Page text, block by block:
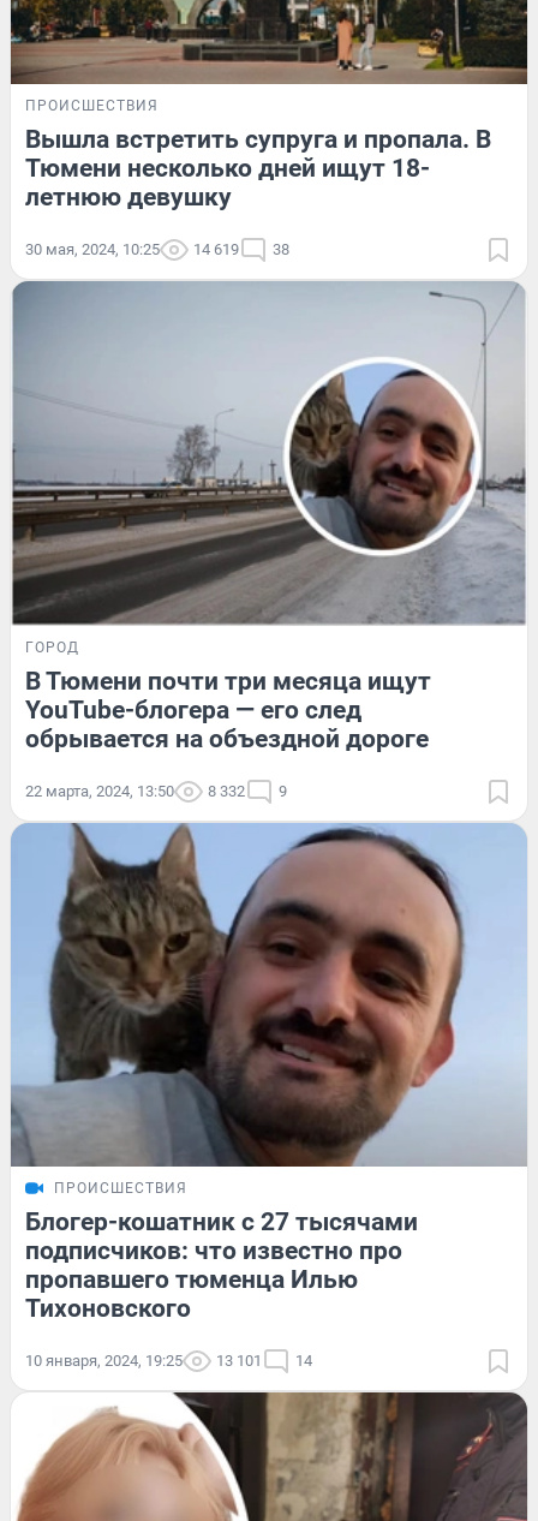
ПРОИСШЕСТВИЯ
Вышла встретить супруга и пропала. В
Тюмени несколько дней ищут 18-
летнюю девушку
30 мая, 2024, 10:25 14 619 38
ГОРОД
В Тюмени почти три месяца ищут
YouTube-блогера — его след
обрывается на объездной дороге
22 марта, 2024, 13:50 8 332 9
ПРОИСШЕСТВИЯ
Блогер-кошатник с 27 тысячами
подписчиков: что известно про
пропавшего тюменца Илью
Тихоновского
10 января, 2024, 19:25 13 101 14